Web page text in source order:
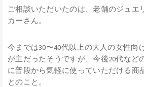
ご相談いただいたのは、老舗のジュエ
カーさん。
今までは30〜40代以上の大人の女性向
が主だったそうですが、今後20代など
に普段から気軽に使っていただける商
とのこと。